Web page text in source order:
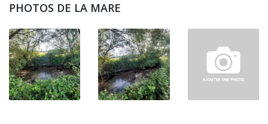
PHOTOS DE LA MARE